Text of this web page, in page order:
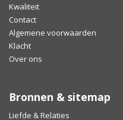
Kwaliteit
Contact
Algemene voorwaarden
Klacht
Over ons
Bronnen & sitemap
Liefde & Relaties